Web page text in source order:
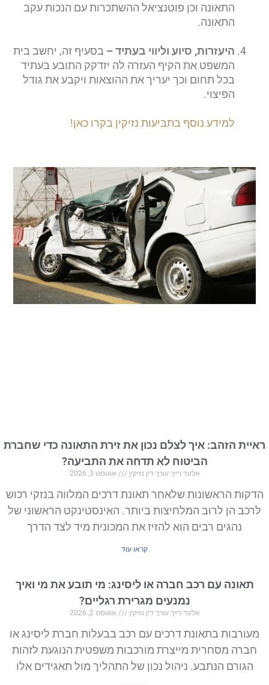
התאונה וכן פוטנציאל ההשתכרות עם הנכות עקב
התאונה.
היעזרות, סיוע וליווי בעתיד – בסעיף זה, יחשב בית
המשפט את הקיף העזרה לה יזדקק התובע בעתיד
בכל תחום וכך יעריך את ההוצאות ויקבע את גודל
הפיצוי.
למידע נוסף בתביעות נזיקין בקרו כאן!
ראיית הזהב: איך לצלם נכון את זירת התאונה כדי שחברת
הביטוח לא תדחה את התביעה?
אלעד רייך עורך דין נזיקין אוגוסט 3, 2026
הדקות הראשונות שלאחר תאונת דרכים המלווה בנזקי רכוש
לרכב הן לרוב המלחיצות ביותר. האינסטינקט הראשוני של
נהגים רבים הוא להזיז את המכונית מיד לצד הדרך
קראו עוד
תאונה עם רכב חברה או ליסינג: מי תובע את מי ואיך
נמנעים מגרירת רגליים?
אלעד רייך עורך דין נזיקין אוגוסט 2, 2026
מעורבות בתאונת דרכים עם רכב בבעלות חברת ליסינג או
חברה מסחרית מייצרת מורכבות משפטית הנוגעת לזהות
הגורם הנתבע. ניהול נכון של התהליך מול תאגידים אלו